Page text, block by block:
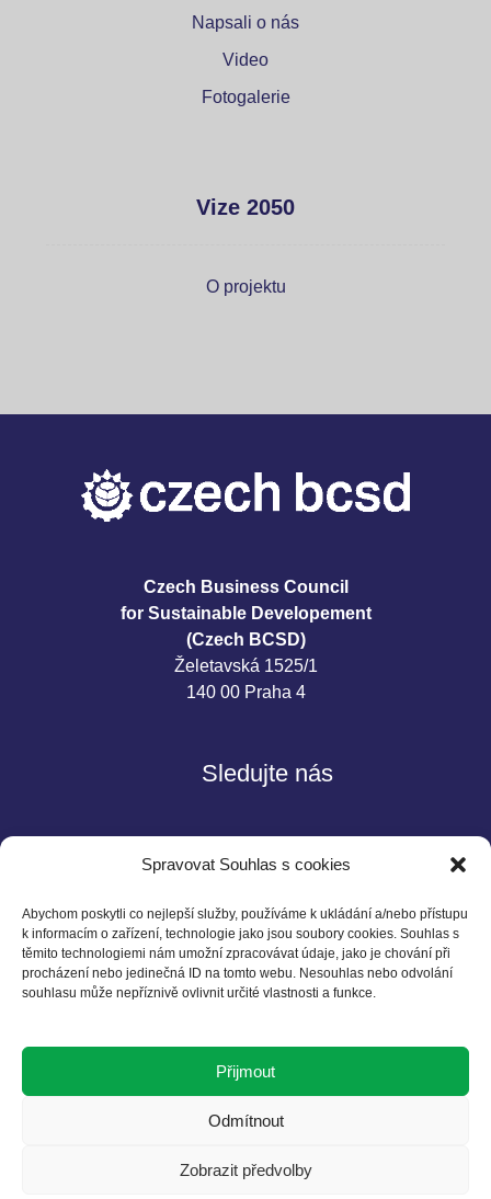
Spravovat Souhlas s cookies
Abychom poskytli co nejlepší služby, používáme k ukládání a/nebo přístupu
k informacím o zařízení, technologie jako jsou soubory cookies. Souhlas s
těmito technologiemi nám umožní zpracovávat údaje, jako je chování při
procházení nebo jedinečná ID na tomto webu. Nesouhlas nebo odvolání
souhlasu může nepříznivě ovlivnit určité vlastnosti a funkce.
Přijmout
Odmítnout
Zobrazit předvolby
Napsali o nás
Video
Fotogalerie
Vize 2050
O projektu
Czech Business Council
for Sustainable Developement
(Czech BCSD)
Želetavská 1525/1
140 00 Praha 4
Sledujte nás
Kontakt
140 00 Praha 4
E: info@cbcsd.cz